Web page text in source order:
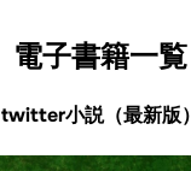
電子書籍一覧
twitter小説（最新版）